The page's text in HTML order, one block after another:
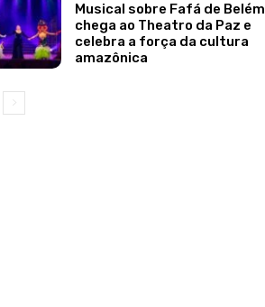
Musical sobre Fafá de Belém
chega ao Theatro da Paz e
celebra a força da cultura
amazônica